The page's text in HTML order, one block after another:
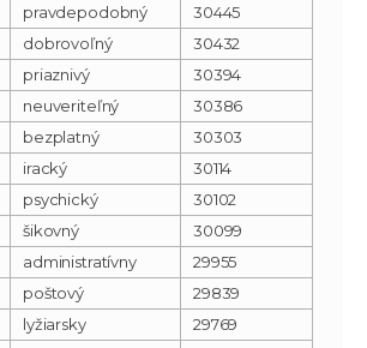
pravdepodobný
30445
dobrovoľný
30432
priaznivý
30394
neuveriteľný
30386
bezplatný
30303
iracký
30114
psychický
30102
šikovný
30099
administratívny
29955
poštový
29839
lyžiarsky
29769